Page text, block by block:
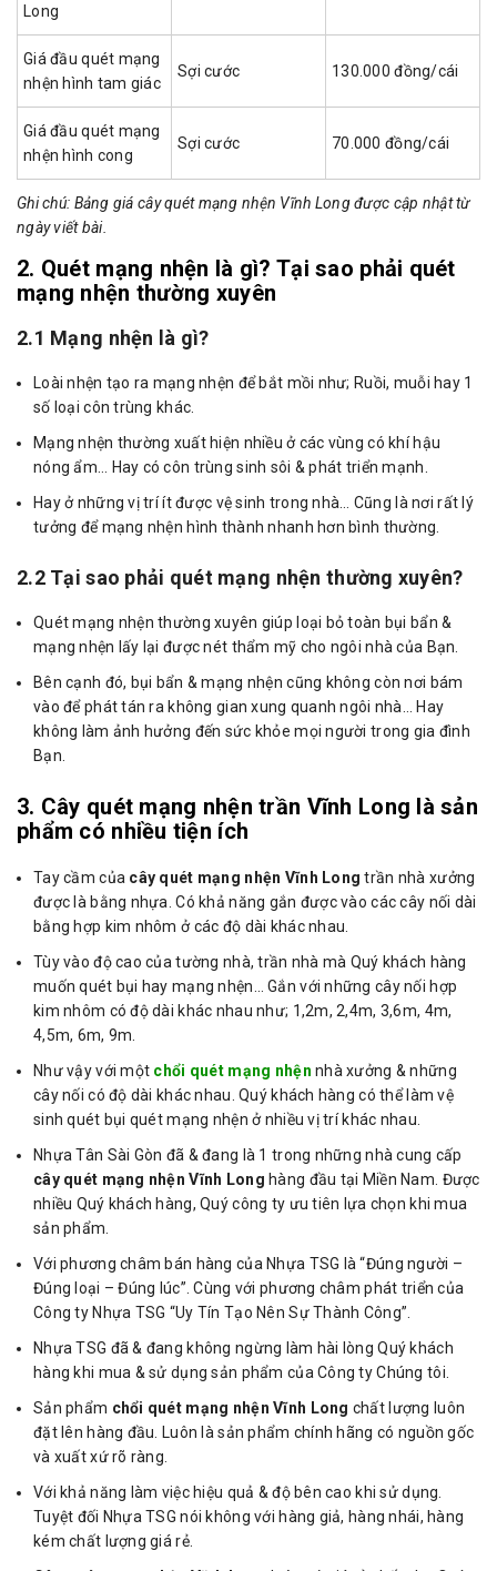
Long
Giá đầu quét mạng
nhện hình tam giác
Sợi cước 130.000 đồng/cái
Giá đầu quét mạng
nhện hình cong
Sợi cước 70.000 đồng/cái
Ghi chú: Bảng giá cây quét mạng nhện Vĩnh Long được cập nhật từ
ngày viết bài.
2. Quét mạng nhện là gì? Tại sao phải quét
mạng nhện thường xuyên
2.1 Mạng nhện là gì?
Loài nhện tạo ra mạng nhện để bắt mồi như; Ruồi, muỗi hay 1
số loại côn trùng khác.
Mạng nhện thường xuất hiện nhiều ở các vùng có khí hậu
nóng ẩm… Hay có côn trùng sinh sôi & phát triển mạnh.
Hay ở những vị trí ít được vệ sinh trong nhà… Cũng là nơi rất lý
tưởng để mạng nhện hình thành nhanh hơn bình thường.
2.2 Tại sao phải quét mạng nhện thường xuyên?
Quét mạng nhện thường xuyên giúp loại bỏ toàn bụi bẩn &
mạng nhện lấy lại được nét thẩm mỹ cho ngôi nhà của Bạn.
Bên cạnh đó, bụi bẩn & mạng nhện cũng không còn nơi bám
vào để phát tán ra không gian xung quanh ngôi nhà… Hay
không làm ảnh hưởng đến sức khỏe mọi người trong gia đình
Bạn.
3. Cây quét mạng nhện trần Vĩnh Long là sản
phẩm có nhiều tiện ích
Tay cầm của cây quét mạng nhện Vĩnh Long trần nhà xưởng
được là bằng nhựa. Có khả năng gắn được vào các cây nối dài
bằng hợp kim nhôm ở các độ dài khác nhau.
Tùy vào độ cao của tường nhà, trần nhà mà Quý khách hàng
muốn quét bụi hay mạng nhện… Gắn với những cây nối hợp
kim nhôm có độ dài khác nhau như; 1,2m, 2,4m, 3,6m, 4m,
4,5m, 6m, 9m.
Như vậy với một chổi quét mạng nhện nhà xưởng & những
cây nối có độ dài khác nhau. Quý khách hàng có thể làm vệ
sinh quét bụi quét mạng nhện ở nhiều vị trí khác nhau.
Nhựa Tân Sài Gòn đã & đang là 1 trong những nhà cung cấp
cây quét mạng nhện Vĩnh Long hàng đầu tại Miền Nam. Được
nhiều Quý khách hàng, Quý công ty ưu tiên lựa chọn khi mua
sản phẩm.
Với phương châm bán hàng của Nhựa TSG là “Đúng người –
Đúng loại – Đúng lúc”. Cùng với phương châm phát triển của
Công ty Nhựa TSG “Uy Tín Tạo Nên Sự Thành Công”.
Nhựa TSG đã & đang không ngừng làm hài lòng Quý khách
hàng khi mua & sử dụng sản phẩm của Công ty Chúng tôi.
Sản phẩm chổi quét mạng nhện Vĩnh Long chất lượng luôn
đặt lên hàng đầu. Luôn là sản phẩm chính hãng có nguồn gốc
và xuất xứ rõ ràng.
Với khả năng làm việc hiệu quả & độ bên cao khi sử dụng.
Tuyệt đối Nhựa TSG nói không với hàng giả, hàng nhái, hàng
kém chất lượng giá rẻ.